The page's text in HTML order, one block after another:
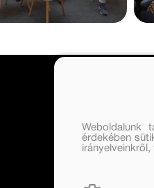
Weboldalunk
érdekében